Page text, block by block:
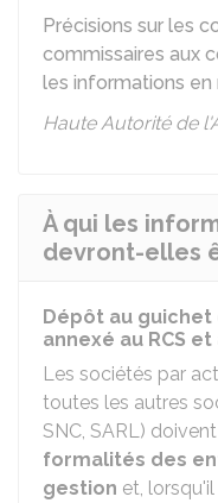
Précisions sur les
commissaires aux
les informations
Haute Autorité de
À qui les
devront-elles
Dépôt au
annexé au RCS et
Les sociétés par
toutes les autres
SNC, SARL) doivent
formalités des
gestion et,